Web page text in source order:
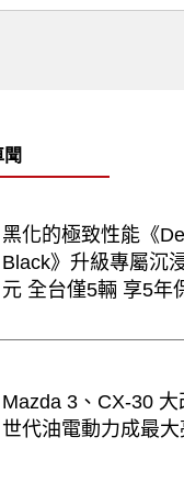
黑化的極致性能《
Black》升級專屬沉
元 全台僅5輛 享5年
Mazda 3、CX-30
世代油電動力成最